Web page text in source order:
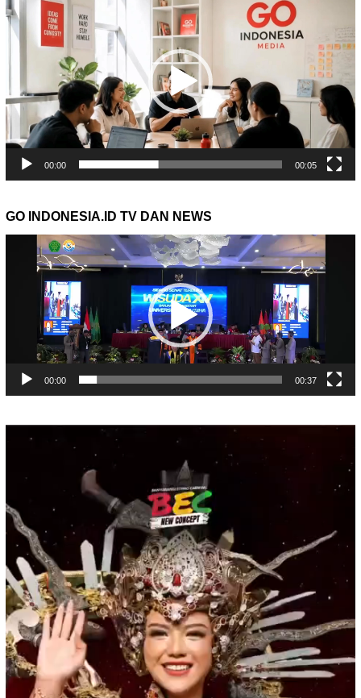
Video
00:00 00:05
GO INDONESIA.ID TV DAN NEWS
Pemutar
00:00 00:37